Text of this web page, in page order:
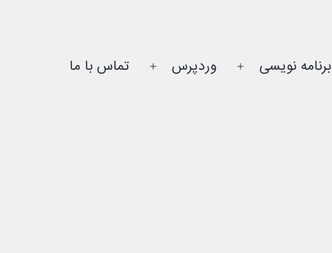
برنامه نویسی باز وردپرس باز تماس با ما